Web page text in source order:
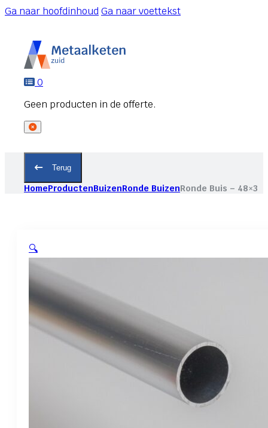
Ga naar hoofdinhoudGa naar voettekst
0
Terug
HomeProductenBuizenRonde BuizenRonde Buis – 48×3
🔍